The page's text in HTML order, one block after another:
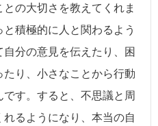
の大切さを教えてくれま
積極的に人と関わるよう
分の意見を伝えたり、困
り、小さなことから行動
す。すると、不思議と周
るようになり、本当の自